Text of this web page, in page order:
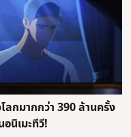
ลกมากกว่า 390 ล้านครั้ง
นิเมะทีวี!